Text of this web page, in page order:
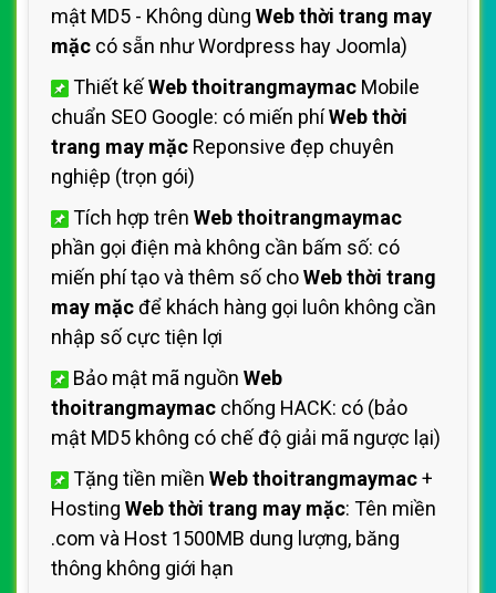
mật MD5 - Không dùng Web thời trang may
mặc có sẵn như Wordpress hay Joomla)
Thiết kếWeb thoitrangmaymac Mobile
chuẩn SEO Google: có miến phíWeb thời
trang may mặc Reponsive đẹp chuyên
nghiệp (trọn gói)
Tích hợp trên Web thoitrangmaymac
phần gọi điện mà không cần bấm số: có
miến phí tạo và thêm số choWeb thời trang
may mặcđể khách hàng gọi luôn không cần
nhập số cực tiện lợi
Bảo mật mã nguồn Web
thoitrangmaymac chống HACK: có (bảo
mật MD5 không có chế độ giải mã ngược lại)
Tặng tiền miền Web thoitrangmaymac+
Hosting Web thời trang may mặc: Tên miền
.com và Host 1500MB dung lượng, băng
thông không giới hạn